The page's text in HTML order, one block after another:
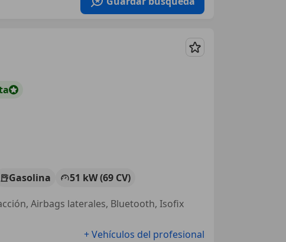
Guardar
Gasolina
51 kW (69 CV)
Airbags laterales, Bluetooth, Isofix
+ Vehículos del profesional